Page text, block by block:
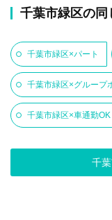
千葉市緑区の
千葉市緑区×パート
千葉市緑区×グループ
千葉市緑区×車通勤OK
千